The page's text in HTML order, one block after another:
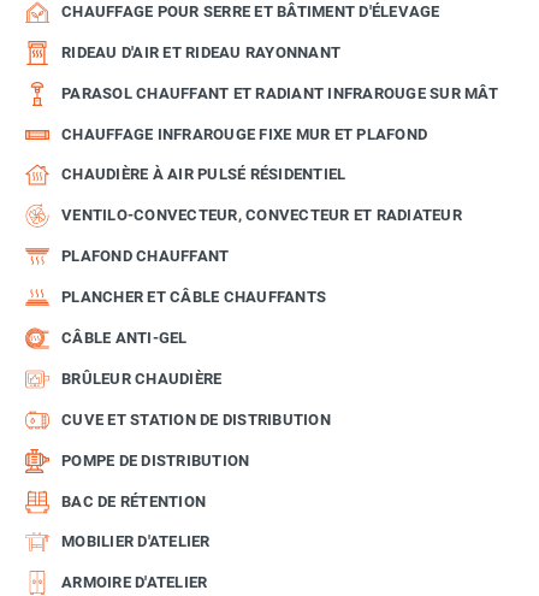
CHAUFFAGE POUR SERRE ET BÂTIMENT D'ÉLEVAGE
RIDEAU D'AIR ET RIDEAU RAYONNANT
PARASOL CHAUFFANT ET RADIANT INFRAROUGE SUR MÂT
CHAUFFAGE INFRAROUGE FIXE MUR ET PLAFOND
CHAUDIÈRE À AIR PULSÉ RÉSIDENTIEL
VENTILO-CONVECTEUR, CONVECTEUR ET RADIATEUR
PLAFOND CHAUFFANT
PLANCHER ET CÂBLE CHAUFFANTS
CÂBLE ANTI-GEL
BRÛLEUR CHAUDIÈRE
CUVE ET STATION DE DISTRIBUTION
POMPE DE DISTRIBUTION
BAC DE RÉTENTION
MOBILIER D'ATELIER
ARMOIRE D'ATELIER